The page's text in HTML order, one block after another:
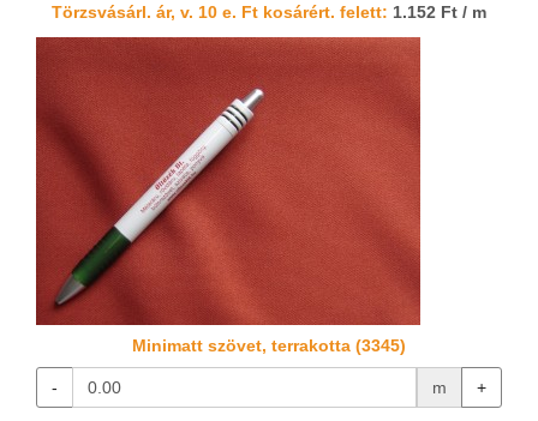
Törzsvásárl. ár, v. 10 e. Ft kosárért. felett: 1.152 Ft / m
Minimatt szövet, terrakotta (3345)
- m +